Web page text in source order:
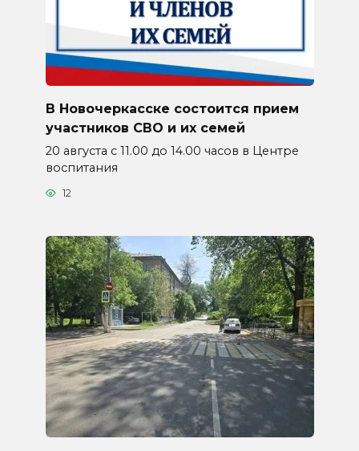
В Новочеркасске состоится прием
участников СВО и их семей
20 августа с 11.00 до 14.00 часов в Центре
воспитания
12